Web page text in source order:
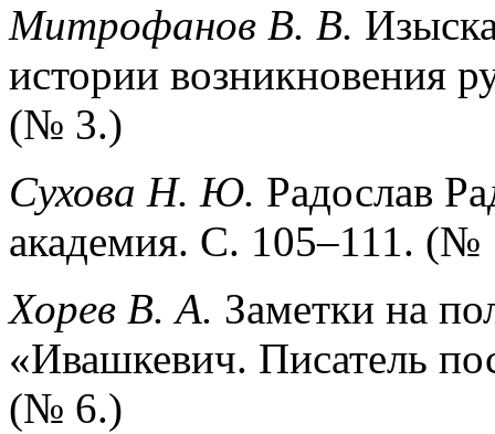
Митрофанов В. В.
истории возникновения
(№ 3.)
Сухова Н. Ю. Радослав
академия. С. 105–111. (№
Хорев В. А. Заметки на
«Ивашкевич. Писатель
(№ 6.)